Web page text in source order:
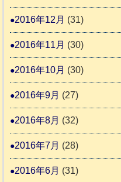
2016年12月 (31)
2016年11月 (30)
2016年10月 (30)
2016年9月 (27)
2016年8月 (32)
2016年7月 (28)
2016年6月 (31)